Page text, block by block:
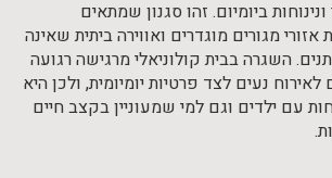
ביומיום. זהו סגנון שמתאים
מגורים מוגדרים ואווירה ביתית שאינה
השגרה בבית קולוניאלי מרגישה רגועה
נעים לצד פרטיות יומיומית, ולכן היא
עם ילדים וגם למי שמעוניין בקצב חיים